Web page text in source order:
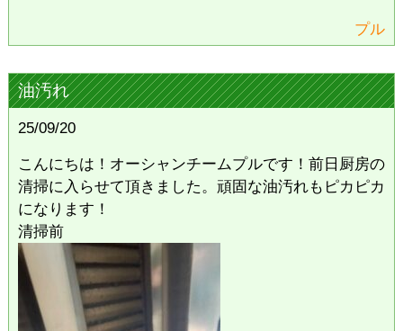
プル
油汚れ
25/09/20
こんにちは！オーシャンチームプルです！前日厨房の
清掃に入らせて頂きました。頑固な油汚れもピカピカ
になります！
清掃前